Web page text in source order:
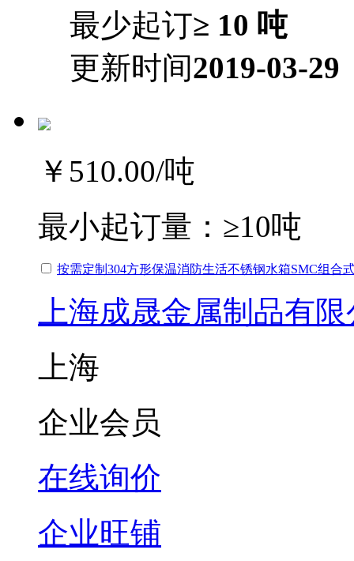
最少起订≥ 10 吨
更新时间2019-03-29
￥510.00/吨
最小起订量： ≥10吨
按需定制304方形保温消防生活不锈钢水箱SMC组合
上海成晟金属制品有
上海
企业会员
在线询价
企业旺铺